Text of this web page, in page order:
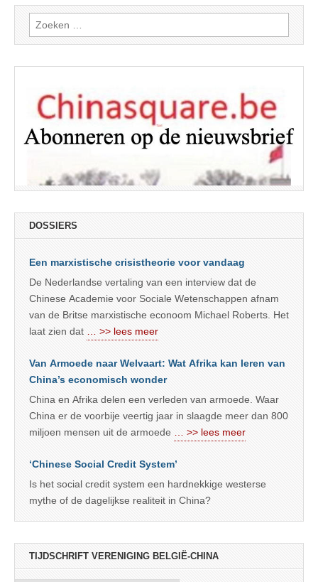
Zoeken
naar:
DOSSIERS
Een marxistische crisistheorie voor vandaag
De Nederlandse vertaling van een interview dat de
Chinese Academie voor Sociale Wetenschappen afnam
van de Britse marxistische econoom Michael Roberts. Het
laat zien dat … >> lees meer
Van Armoede naar Welvaart: Wat Afrika kan leren van
China’s economisch wonder
China en Afrika delen een verleden van armoede. Waar
China er de voorbije veertig jaar in slaagde meer dan 800
miljoen mensen uit de armoede … >> lees meer
‘Chinese Social Credit System’
Is het social credit system een hardnekkige westerse
mythe of de dagelijkse realiteit in China?
TIJDSCHRIFT VERENIGING BELGIË-CHINA